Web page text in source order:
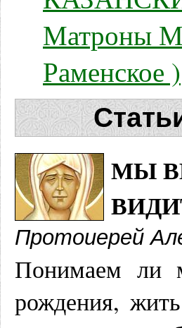
Матроны
Раменское )
МЫ
Протоиерей
Понимаем ли
рождения,